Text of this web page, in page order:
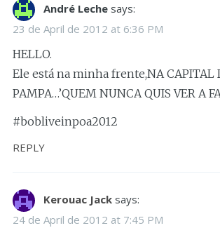
André Leche says:
23 de April de 2012 at 6:36 PM
HELLO.
Ele está na minha frente,NA CAPITAL
PAMPA…’QUEM NUNCA QUIS VER A
#bobliveinpoa2012
REPLY
Kerouac Jack says:
24 de April de 2012 at 7:45 PM